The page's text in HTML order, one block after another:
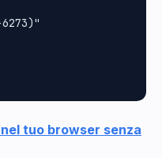
tuo browser senza